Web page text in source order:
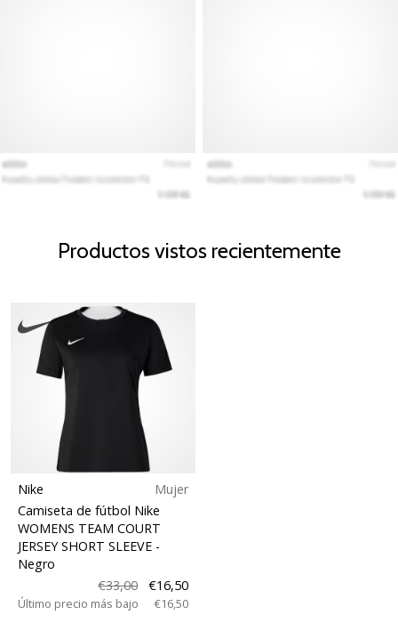
Productos vistos recientemente
Nike
Mujer
Camiseta de fútbol Nike
WOMENS TEAM COURT
JERSEY SHORT SLEEVE -
Negro
€33,00
€16,50
Último precio más bajo €16,50